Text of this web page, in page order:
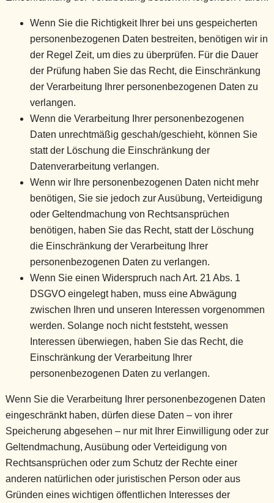
Wenn Sie die Richtigkeit Ihrer bei uns gespeicherten
personenbezogenen Daten bestreiten, benötigen wir in
der Regel Zeit, um dies zu überprüfen. Für die Dauer
der Prüfung haben Sie das Recht, die Einschränkung
der Verarbeitung Ihrer personenbezogenen Daten zu
verlangen.
Wenn die Verarbeitung Ihrer personenbezogenen
Daten unrechtmäßig geschah/geschieht, können Sie
statt der Löschung die Einschränkung der
Datenverarbeitung verlangen.
Wenn wir Ihre personenbezogenen Daten nicht mehr
benötigen, Sie sie jedoch zur Ausübung, Verteidigung
oder Geltendmachung von Rechtsansprüchen
benötigen, haben Sie das Recht, statt der Löschung
die Einschränkung der Verarbeitung Ihrer
personenbezogenen Daten zu verlangen.
Wenn Sie einen Widerspruch nach Art. 21 Abs. 1
DSGVO eingelegt haben, muss eine Abwägung
zwischen Ihren und unseren Interessen vorgenommen
werden. Solange noch nicht feststeht, wessen
Interessen überwiegen, haben Sie das Recht, die
Einschränkung der Verarbeitung Ihrer
personenbezogenen Daten zu verlangen.
Wenn Sie die Verarbeitung Ihrer personenbezogenen Daten
eingeschränkt haben, dürfen diese Daten – von ihrer
Speicherung abgesehen – nur mit Ihrer Einwilligung oder zur
Geltendmachung, Ausübung oder Verteidigung von
Rechtsansprüchen oder zum Schutz der Rechte einer
anderen natürlichen oder juristischen Person oder aus
Gründen eines wichtigen öffentlichen Interesses der